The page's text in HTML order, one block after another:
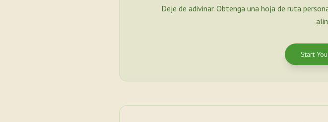
Deje de adivinar. Obtenga una hoja de ruta
Start